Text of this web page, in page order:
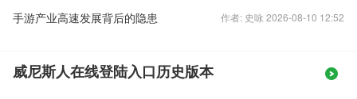
手游产业高速发展背后的隐患 作者: 史咏 2026-08-10 12:52
威尼斯人在线登陆入口历史版本